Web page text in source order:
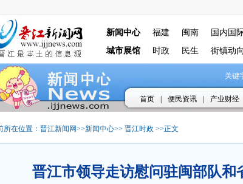
新闻中心 福建 闽南
国内国
城市展馆
时政 民生 街镇动向
关键
首页 便民资讯 产业财经
所在位置： 晋江新闻网>>新闻中心>> 晋江时政 >>正文
晋江市领导走访慰问驻闽部队和